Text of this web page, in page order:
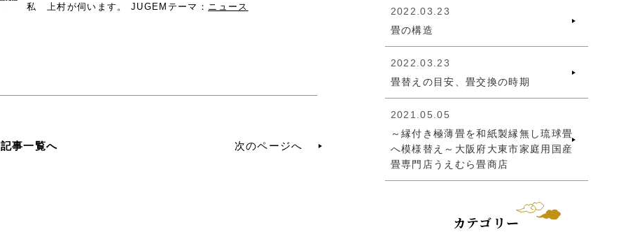
私 上村が伺います。 JUGEMテーマ： ニュース
記事一覧へ 次のページへ
2022.03.23
畳の構造
2022.03.23
畳替えの目安、畳交換の時期
2021.05.05
～縁付き極薄畳を和紙製縁無し琉球畳
へ模様替え～大阪府大東市家庭用国産
畳専門店うえむら畳商店
カテゴリー